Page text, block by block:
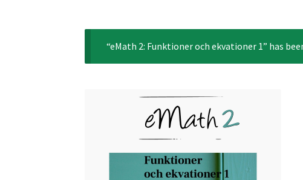
“eMath 2: Funktioner och ekvationer 1” has